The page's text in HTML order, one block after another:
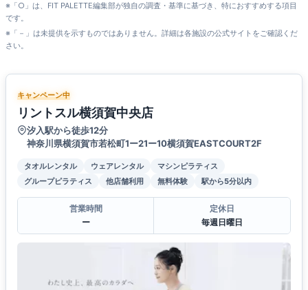
※「○」は、FIT PALETTE編集部が独自の調査・基準に基づき、特におすすめする項目
です。
※「－」は未提供を示すものではありません。詳細は各施設の公式サイトをご確認くだ
さい。
キャンペーン中
リントスル横須賀中央店
汐入駅から徒歩12分
神奈川県横須賀市若松町1ー21ー10横須賀EASTCOURT2F
タオルレンタル ウェアレンタル
マシンピラティス
グループピラティス
他店舗利用 無料体験 駅から5分以内
営業時間
ー
定休日
毎週日曜日